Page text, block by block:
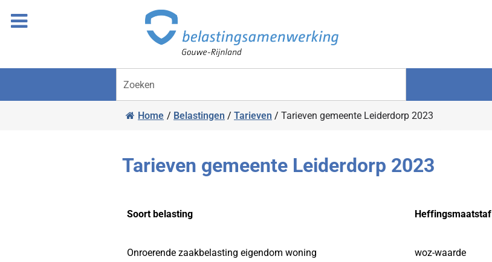
naar
door
navigatie
Zoeken
Home / Belastingen / Tarieven / Tarieven gemeente Leiderdorp 2023
Tarieven gemeente Leiderdorp 2023
Soort belasting Heffingsmaatstaf
Onroerende zaakbelasting eigendom woning
woz-waarde